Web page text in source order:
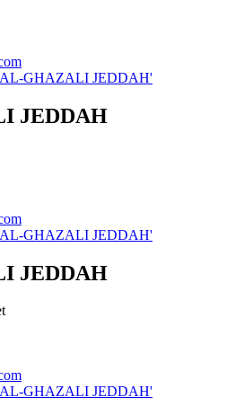
GHAZALI JEDDAH'
JEDDAH
GHAZALI JEDDAH'
JEDDAH
GHAZALI JEDDAH'